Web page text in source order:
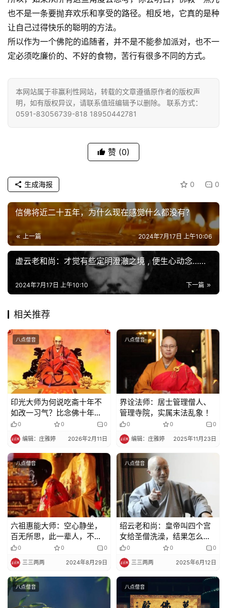
乐
菩
提
专
公
益
慈
教
人
物
寺
院
巡
礼
视
纪
录
教
艺
术
政
策
法
规
免
责
声
明
登录
也不是一条要抛弃欢乐和享受的路径。相反地，它真的是种
让自己过得快乐的聪明的方法。
所以作为一个佛陀的追随者，并不是不能参加派对，也不一
定必须吃廉价的、不好的食物，苦行有很多不同的方式。
本网站属于非赢利性网站，转载的文章遵循原作者的版权声
明，如有版权异议，请联系值班编辑予以删除。 联系方式：
0591-83056739-818 18950442781
赞 (0)
0 0
生成海报
信佛将近二十五年，为什么现在感觉什么都没有？
上一篇 2024年7月17日 上午10:06
虚云老和尚：才觉有些定明澄澈之境 , 便生心动念……
下一篇
2024年7月17日 上午10:10
相关推荐
八点僧音
印光大师为何说吃斋十年不
如改一习气？比念佛十年更
接近解脱之道！
0 0 0
编辑：庄雅婷 2026年2月11日
八点僧音
界诠法师：居士管理僧人、
管理寺院，实属末法乱象 ！
0 0 0
编辑：庄雅婷 2025年11月23日
八点僧音
六祖惠能大师：空心静坐，
百无所思，此一辈人，不可
与语，为邪见故 ！
0 0 0
三三两两 2024年8月29日
八点僧音
绍云老和尚：皇帝叫四个宫
女给圣僧洗澡，结果怎么
样？
0 0 0
三三两两 2025年6月12日
八点僧音 八点僧音